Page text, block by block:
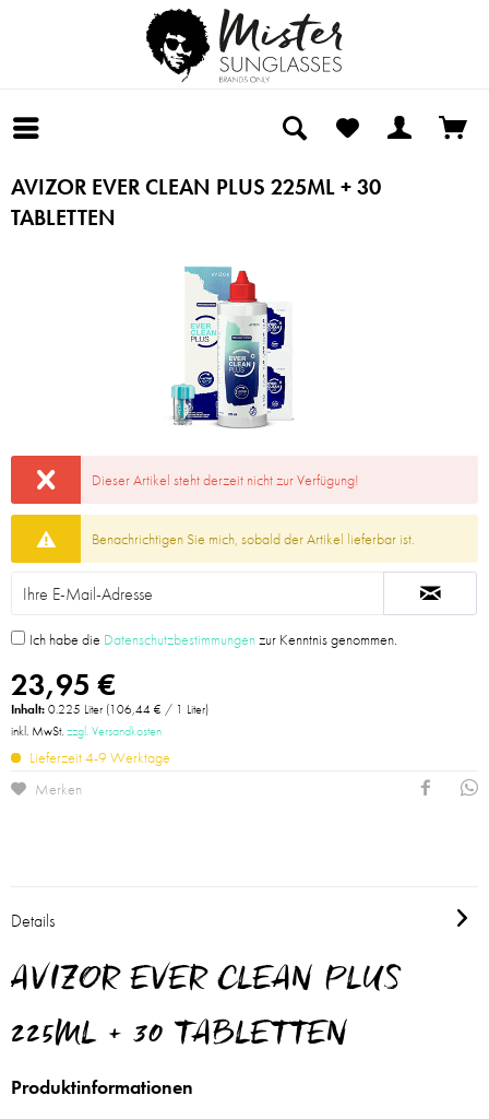
AVIZOR EVER CLEAN PLUS 225ML + 30
TABLETTEN
Dieser Artikel steht derzeit nicht zur Verfügung!
Benachrichtigen Sie mich, sobald der Artikel lieferbar ist.
Ich habe die Datenschutzbestimmungenzur Kenntnis genommen.
23,95 €
Inhalt:0.225 Liter (106,44 € / 1 Liter)
inkl. MwSt.zzgl. Versandkosten
Lieferzeit 4-9 Werktage
Merken
Details
AVIZOR EVER CLEAN PLUS
225ML + 30 TABLETTEN
Produktinformationen